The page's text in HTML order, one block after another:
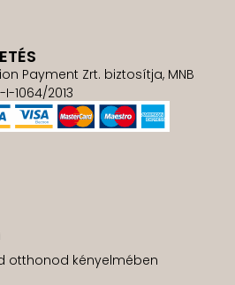
otthonod kényelmében
Payment Zrt. biztosítja, MNB
1064/2013